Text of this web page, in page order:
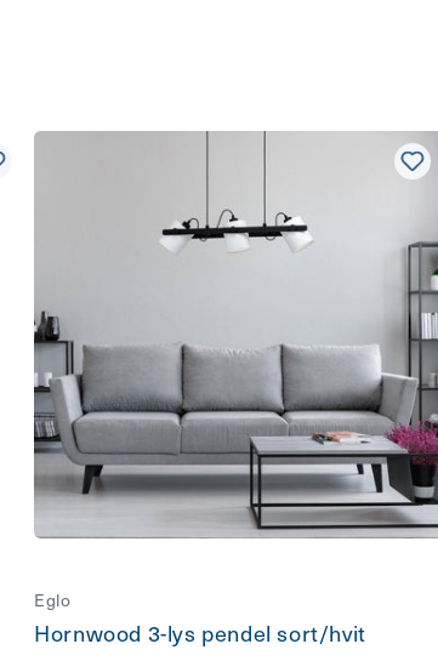
Eglo
Hornwood 3-lys pendel sort/hvit